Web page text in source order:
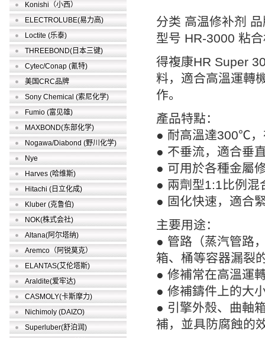
Konishi（小西）
ELECTROLUBE(易力高)
Loctite (乐泰)
THREEBOND(日本三键)
Cytec/Conap (氰特)
美国CRC品牌
Sony Chemical (索尼化学)
Fumio (富见雄)
MAXBOND(东部化学)
Nogawa/Diabond (野川化学)
Nye
Harves (哈维斯)
Hitachi (日立化成)
Kluber (克鲁伯)
NOK(株式会社)
Altana(阿尔塔纳)
Aremco（阿锐莫克）
ELANTAS(艾伦塔斯)
Araldite(爱牢达)
CASMOLY(卡斯摩力)
Nichimoly (DAIZO)
Superluber(舒泊润)
分类 高温修补剂
型号 HR-3000 粘
得複康HR Super
料，適合高溫運轉
作。
產品特點：
● 耐高溫達300℃，
● 不垂流，適合垂
● 可用於各種金屬
● 兩劑型1:1比例混
● 固化快速，適合
主要用途：
● 管路（蒸汽管路
箱、桶等容器漏裂
● 修補常在高溫運
● 修補鑄件上的大
● 引擎外殼、曲軸
補，並具防腐蝕的